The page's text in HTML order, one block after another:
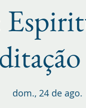
dom., 24 de ago.